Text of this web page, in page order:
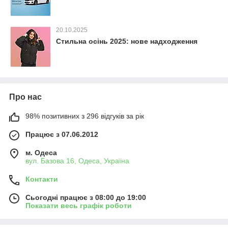
20.10.2025
Стильна осінь 2025: нове надходження
Про нас
98% позитивних з 296 відгуків за рік
Працює з 07.06.2012
м. Одеса
вул. Базова 16, Одеса, Україна
Контакти
Сьогодні працює з 08:00 до 19:00
Показати весь графік роботи